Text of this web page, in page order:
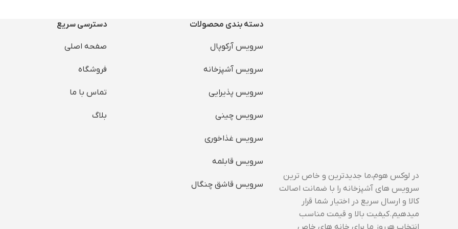
سطل برنج
بانکه حبوبات ۱.۵ کیلویی ۳ عدد
بانکه حبوبات ۱ کیلویی ۳ عدد
بانکه ادویه ۶ عدد
دارای
در لوکس هوم،ما جدیدترین و خاص ترین
سرویس های آشپزخانه را با ضمانت اصالت
کالا و ارسال سریع در اختیار شما قرار
میدهیم.کیفیت بالا و قیمت مناسب
دسته بندی محصولات
سرویس آرکوپال
سرویس آشپزخانه
سرویس پذیرایی
سرویس چینی
سرویس غذاخوری
سرویس قابلمه
سرویس قاشق چنگال
دسترسی سریع
صفحه اصلی
فروشگاه
تماس با ما
بلاگ